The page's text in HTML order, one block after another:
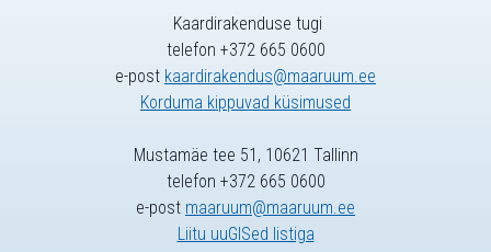
Kaardirakenduse tugi
telefon +372 665 0600
e-post kaardirakendus@maaruum.ee
Korduma kippuvad küsimused
Mustamäe tee 51, 10621 Tallinn
telefon +372 665 0600
e-post maaruum@maaruum.ee
Liitu uuGISed listiga